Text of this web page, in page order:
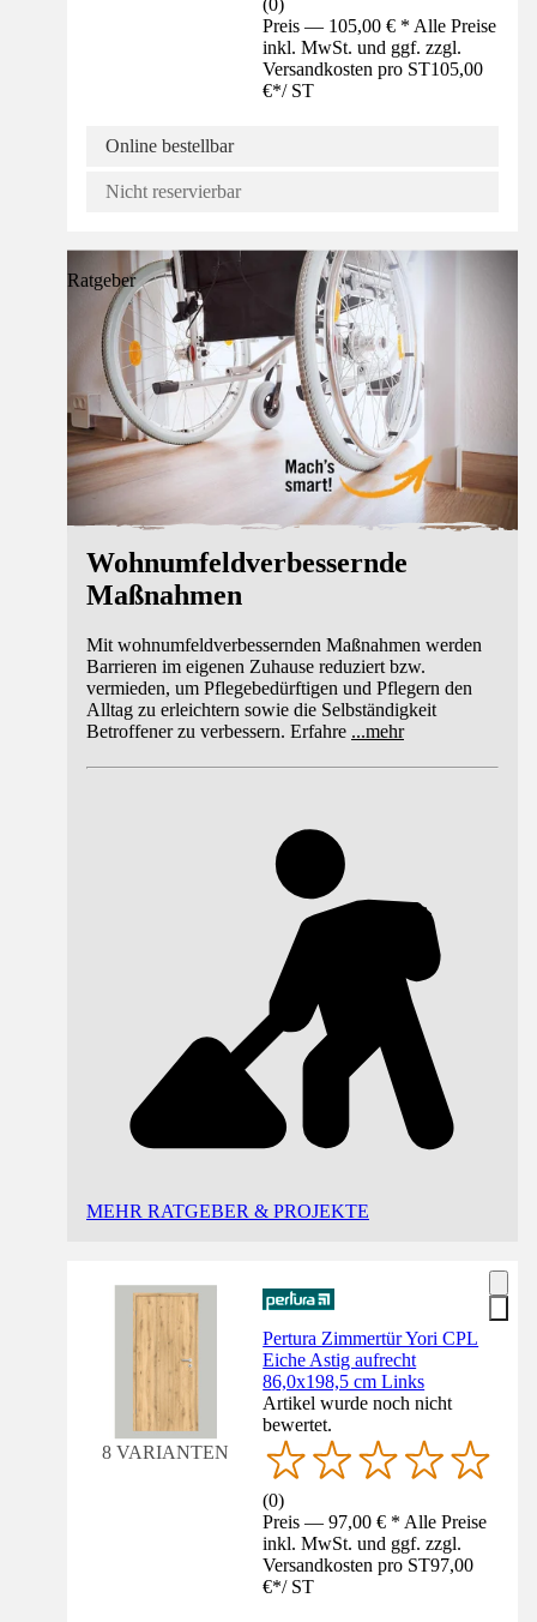
Preis — 105,00 € * Alle Preise
inkl. MwSt. und ggf. zzgl.
Versandkosten pro ST105,00
€*/ ST
Online bestellbar
Nicht reservierbar
Ratgeber
Wohnumfeldverbessernde
Maßnahmen
Mit wohnumfeldverbessernden Maßnahmen werden
Barrieren im eigenen Zuhause reduziert bzw.
vermieden, um Pflegebedürftigen und Pflegern den
Alltag zu erleichtern sowie die Selbständigkeit
Betroffener zu verbessern. Erfahre ...mehr
MEHR RATGEBER & PROJEKTE
8 VARIANTEN
Pertura Zimmertür Yori CPL
Eiche Astig aufrecht
86,0x198,5 cm Links
Artikel wurde noch nicht
bewertet.
(0)
Preis — 97,00 € * Alle Preise
inkl. MwSt. und ggf. zzgl.
Versandkosten pro ST97,00
€*/ ST